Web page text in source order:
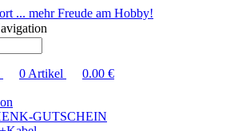
... mehr Freude am Hobby!
0 Artikel 0.00 €
GUTSCHEIN